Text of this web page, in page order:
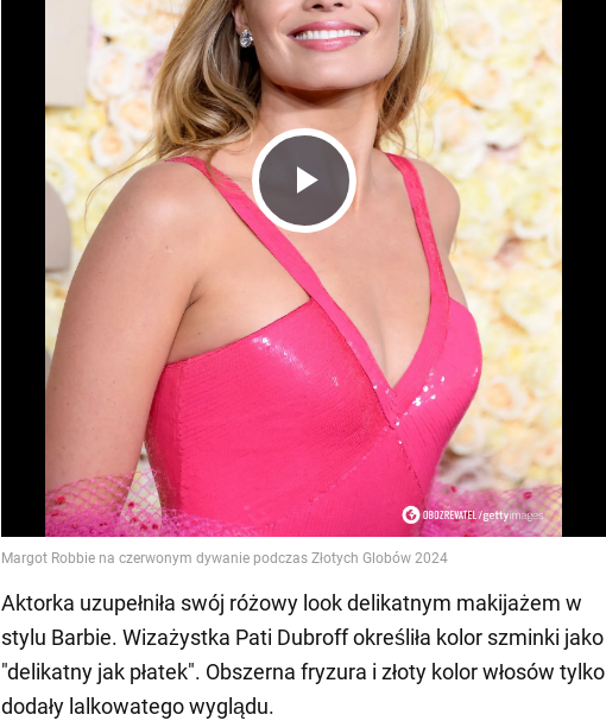
Play
Video
Aktorka uzupełniła swój różowy look delikatnym makijażem w
stylu Barbie. Wizażystka Pati Dubroff określiła kolor szminki jako
"delikatny jak płatek". Obszerna fryzura i złoty kolor włosów tylko
dodały lalkowatego wyglądu.